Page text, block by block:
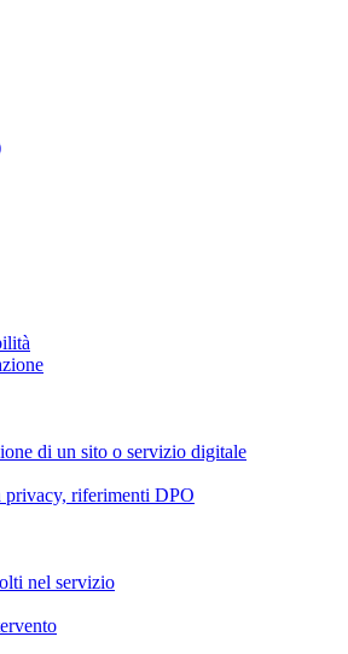
di un sito o servizio digitale
privacy, riferimenti DPO
nel servizio